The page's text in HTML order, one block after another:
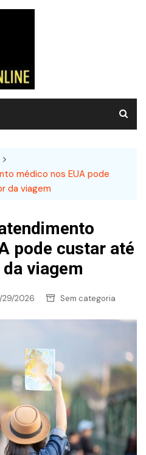
médico nos EUA pode
da viagem
pode custar até
viagem
2026 Sem categoria